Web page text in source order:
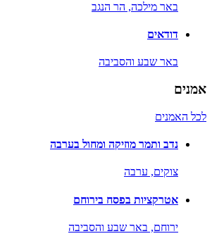
באר מילכה, הר הנגב
דודאים
באר שבע והסביבה
אמנים
לכל האמנים
נדב ותמר מוזיקה ומחול בערבה
צוקים, ערבה
אטרקציות בפסח בירוחם
ירוחם, באר שבע והסביבה